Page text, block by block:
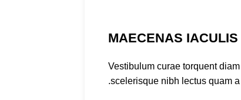
MAECENAS IACULIS
Vestibulum curae torquent
scelerisque nibh lectus quam